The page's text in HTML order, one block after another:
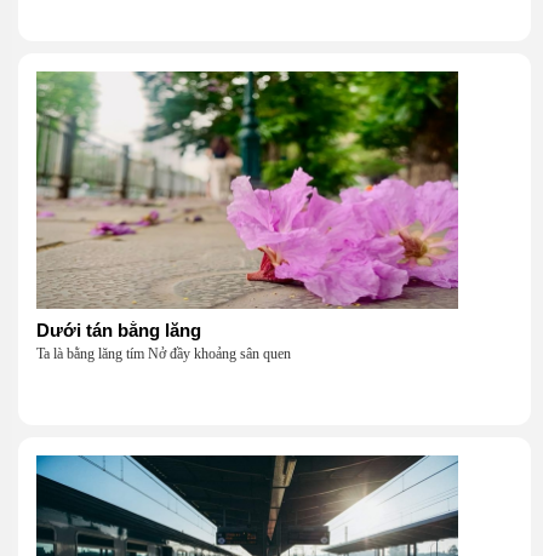
Dưới tán bằng lăng
Ta là bằng lăng tím Nở đầy khoảng sân quen